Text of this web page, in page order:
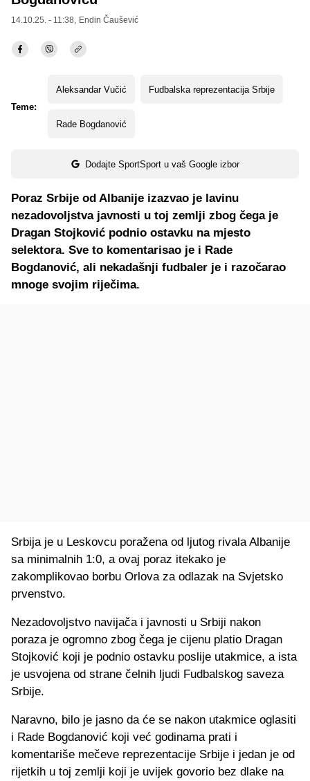
14.10.25. - 11:38, Endin Čaušević
Teme:
Aleksandar Vučić Fudbalska reprezentacija Srbije
Rade Bogdanović
Dodajte SportSport u vaš Google izbor
Poraz Srbije od Albanije izazvao je lavinu
nezadovoljstva javnosti u toj zemlji zbog čega je
Dragan Stojković podnio ostavku na mjesto
selektora. Sve to komentarisao je i Rade
Bogdanović, ali nekadašnji fudbaler je i razočarao
mnoge svojim riječima.
Srbija je u Leskovcu poražena od ljutog rivala Albanije
sa minimalnih 1:0, a ovaj poraz itekako je
zakomplikovao borbu Orlova za odlazak na Svjetsko
prvenstvo.
Nezadovoljstvo navijača i javnosti u Srbiji nakon
poraza je ogromno zbog čega je cijenu platio Dragan
Stojković koji je podnio ostavku poslije utakmice, a ista
je usvojena od strane čelnih ljudi Fudbalskog saveza
Srbije.
Naravno, bilo je jasno da će se nakon utakmice oglasiti
i Rade Bogdanović koji već godinama prati i
komentariše mečeve reprezentacije Srbije i jedan je od
rijetkih u toj zemlji koji je uvijek govorio bez dlake na